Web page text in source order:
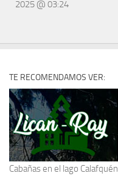
2025 @ 03:24
TE RECOMENDAMOS VER:
Cabañas en el lago Calafquén